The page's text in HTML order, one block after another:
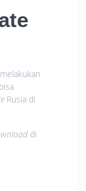
Rusia di
di